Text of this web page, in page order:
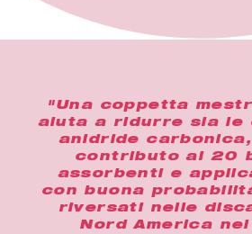
"Una coppetta
aiuta a ridurre sia le
anidride
contributo ai 20
assorbenti e
con buona
riversati nelle
Nord America